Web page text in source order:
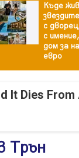
Къде
с
с
дом за
евро
It Dies From
Трън